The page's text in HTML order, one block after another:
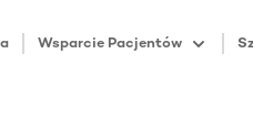
Wsparcie Pacjentów